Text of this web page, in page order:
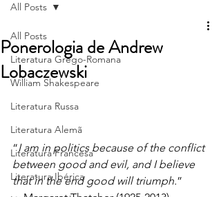
All Posts
Literatura Grego-Romana
William Shakespeare
Literatura Russa
Literatura Alemã
Literatura Francesa
Literatura Ibérica
All Posts
Ponerologia de Andrew
Lobaczewski
“I am in politics because of the conflict
between good and evil, and I believe
that in the end good will triumph.”